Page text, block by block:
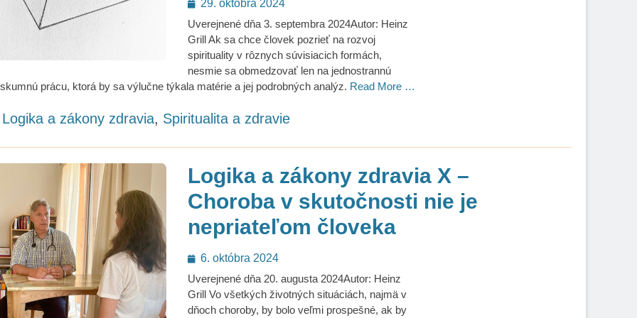
on
29. októbra 2024
Uverejnené dňa 3. septembra 2024Autor: Heinz
Grill Ak sa chce človek pozrieť na rozvoj
spirituality v rôznych súvisiacich formách,
nesmie sa obmedzovať len na jednostrannú
prácu, ktorá by sa výlučne týkala matérie a jej podrobných analýz. Read More …
Logika a zákony zdravia, Spiritualita a zdravie
Logika a zákony zdravia X –
Choroba v skutočnosti nie je
nepriateľom človeka
Posted
on
6. októbra 2024
Uverejnené dňa 20. augusta 2024Autor: Heinz
Grill Vo všetkých životných situáciách, najmä v
dňoch choroby, by bolo veľmi prospešné, ak by